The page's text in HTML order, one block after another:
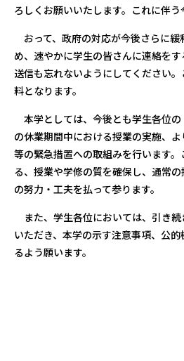
ろしくお願いいたします。これに伴
おって、政府の対応が今後さらに
め、速やかに学生の皆さんに連絡を
送信も忘れないようにしてください
料となります。
本学としては、今後とも学生各位
の休業期間中における授業の実施、
等の緊急措置への取組みを行います
る、授業や学修の質を確保し、通常
の努力・工夫を払って参ります。
また、学生各位においては、引き
いただき、本学の示す注意事項、公
るよう願います。